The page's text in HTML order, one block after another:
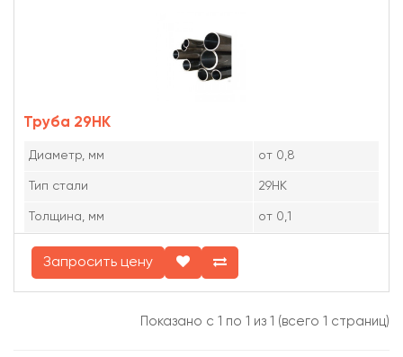
Труба 29НК
Диаметр, мм от 0,8
Тип стали 29НК
Толщина, мм от 0,1
Запросить цену
Показано с 1 по 1 из 1 (всего 1 страниц)